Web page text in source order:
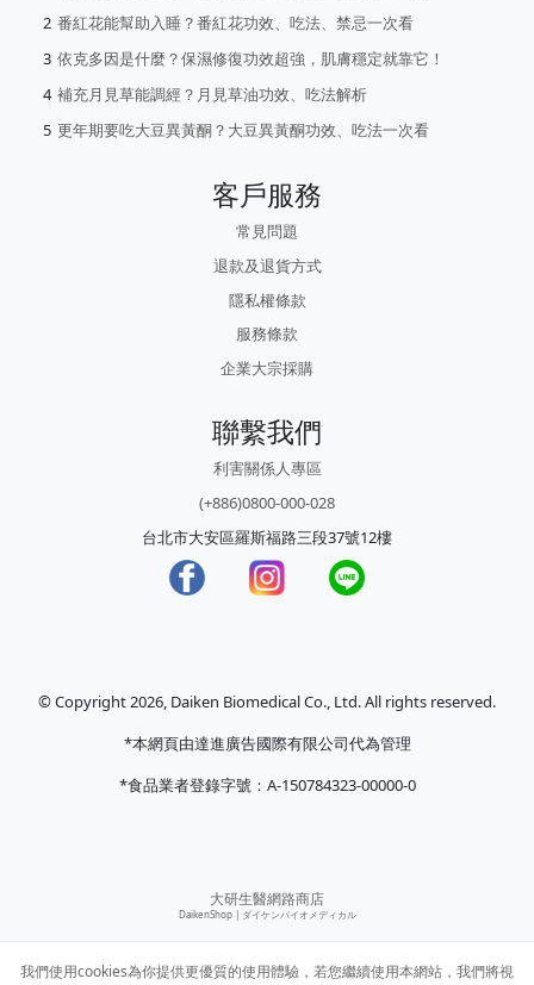
番紅花能幫助入睡？番紅花功效、吃法、禁忌一次看
依克多因是什麼？保濕修復功效超強，肌膚穩定就靠它！
補充月見草能調經？月見草油功效、吃法解析
更年期要吃大豆異黃酮？大豆異黃酮功效、吃法一次看
客戶服務
常見問題
退款及退貨方式
隱私權條款
服務條款
企業大宗採購
聯繫我們
利害關係人專區
(+886)0800-000-028
台北市大安區羅斯福路三段37號12樓
© Copyright 2026, Daiken Biomedical Co., Ltd. All rights reserved.
*本網頁由達進廣告國際有限公司代為管理
*食品業者登錄字號：A-150784323-00000-0
大研生醫網路商店
DaikenShop | ダイケンバイオメディカル
我們使用cookies為你提供更優質的使用體驗，若您繼續使用本網站，我們將視